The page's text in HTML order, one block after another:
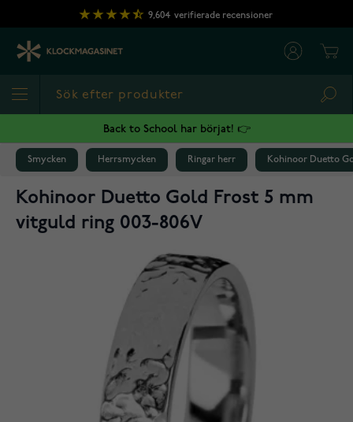
Hoppa till innehållet
9,604 verifierade recensioner
Back to School har börjat! 👉
Smycken Herrsmycken Ringar herr Kohinoor Duetto
Kohinoor Duetto Gold Frost 5 mm
vitguld ring 003-806V